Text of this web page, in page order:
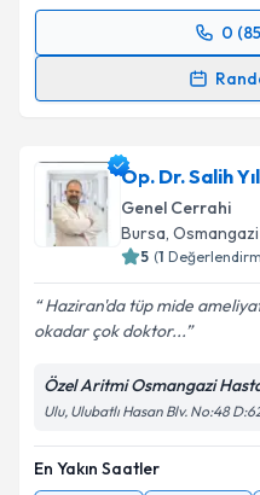
0
Randevu Takvimi
takvim
E-posta Adresiniz
Kişisel verilerimin
kapsamda
Op. Dr. Salih
Genel Cerrahi
Bursa, Osmangazi
5 (1
Haziran'da tüp mide
okadar çok doktor...
Özel Aritmi Osmangazi
Ulu, Ulubatlı Hasan Blv. No:48
En Yakın Saatler